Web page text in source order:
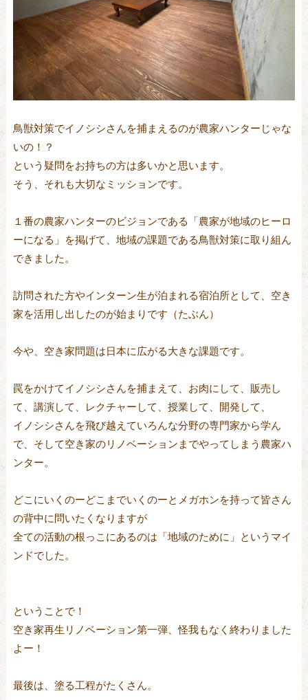
鳥獣対策でイノシシさんを捕まえるのが農家ハンターじゃな
いの！？
という疑問をお持ちの方は多いかと思います。
そう、それも大切なミッションです。
１番の農家ハンターのビジョンである「農家が地域のヒーロ
ーになる」を掲げて、地域の課題である鳥獣対策に取り組ん
できました。
訪問された方やインターン生が泊まれる宿泊所として、空き
家を活用し出したのが始まりです（たぶん）
今や、空き家問題は日本に広がる大きな課題です。
罠をかけてイノシシさんを捕まえて、お肉にして、販売し
て、講演して、レクチャーして、授業して、開発して、
イノシシさんを飛び越えていろんな分野の専門家から学ん
で、そして空き家のリノベーションまでやってしまう農家ハ
ンター。
どこにいくのーどこまでいくのーとメガホンを持って皆さん
の背中に問いたくなりますが
全ての活動の根っこにあるのは「地域のために」というマイ
ンドでした。
ということで！
空き家再生リノベーション第一弾、怪我もなく終わりました
よー！
最後は、塗る工程がたくさん。